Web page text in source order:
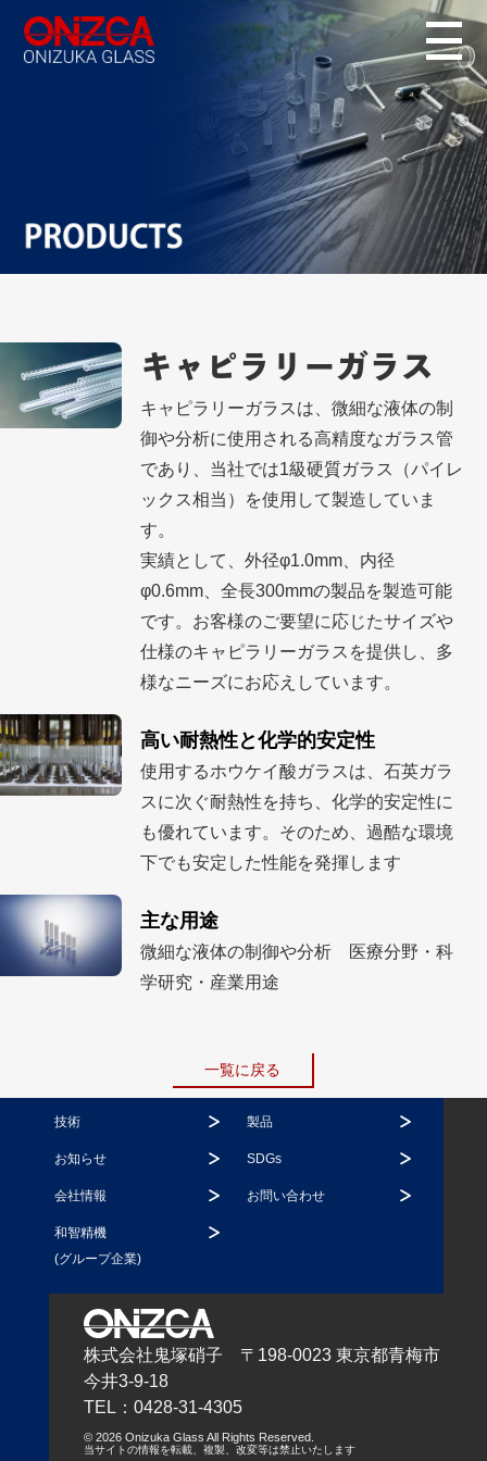
キャピラリー ガラス
キャピラリーガラスは、微細な液体の制
御や分析に使用される高精度なガラス管
であり、当社では1級硬質ガラス（パイレ
ックス相当）を使用して製造していま
す。
実績として、外径φ1.0mm、内径
φ0.6mm、全長300mmの製品を製造可能
です。 お客様のご要望に応じたサイズや
仕様のキャピラリーガラスを提供し、多
様なニーズにお応えしています。
高い耐熱性と化学的安定性
使用するホウケイ酸ガラスは、石英ガラ
スに次ぐ耐熱性を持ち、化学的安定性に
も優れています。そのため、過酷な環境
下でも安定した性能を発揮します
主な用途
微細な液体の制御や分析 医療分野・科
学研究・産業用途
一覧に戻る
株式会社鬼塚硝子 〒198-0023 東京都青梅市
今井3-9-18
TEL：0428-31-4305
© 2026 Onizuka Glass All Rights Reserved.
当サイトの情報を転載、複製、改変等は禁止いたします
技術 製品
お知らせ SDGs
会社情報 お問い合わせ
和智精機
(グループ企業)